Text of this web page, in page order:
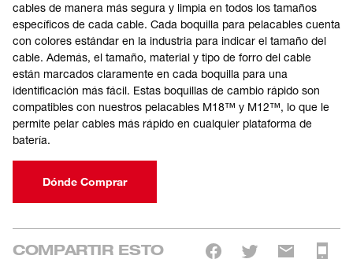
cables de manera más segura y limpia en todos los tamaños
específicos de cada cable. Cada boquilla para pelacables cuenta
con colores estándar en la industria para indicar el tamaño del
cable. Además, el tamaño, material y tipo de forro del cable
están marcados claramente en cada boquilla para una
identificación más fácil. Estas boquillas de cambio rápido son
compatibles con nuestros pelacables M18™ y M12™, lo que le
permite pelar cables más rápido en cualquier plataforma de
batería.
Dónde Comprar
COMPARTIR ESTO